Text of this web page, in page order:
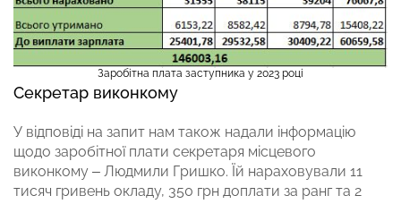
Заробітна плата заступника у 2023 році
Секретар виконкому
У відповіді на запит нам також надали інформацію
щодо заробітної плати секретаря місцевого
виконкому – Людмили Гришко. Їй нараховували 11
тисяч гривень окладу, 350 грн доплати за ранг та 2